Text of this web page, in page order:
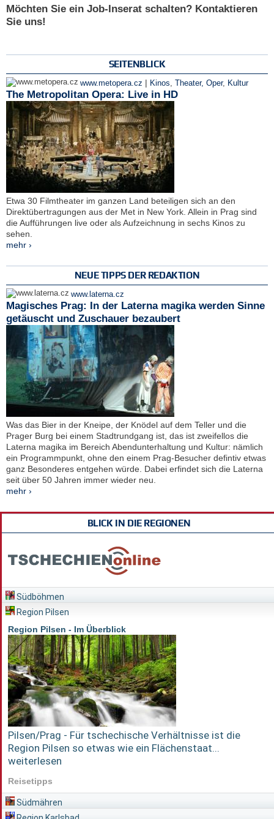
Möchten Sie ein Job-Inserat schalten? Kontaktieren
Sie uns!
SEITENBLICK
www.metopera.cz | Kinos, Theater, Oper, Kultur
The Metropolitan Opera: Live in HD
Etwa 30 Filmtheater im ganzen Land beteiligen sich an den
Direktübertragungen aus der Met in New York. Allein in Prag sind
die Aufführungen live oder als Aufzeichnung in sechs Kinos zu
sehen.
mehr ›
NEUE TIPPS DER REDAKTION
www.laterna.cz
Magisches Prag: In der Laterna magika werden Sinne
getäuscht und Zuschauer bezaubert
Was das Bier in der Kneipe, der Knödel auf dem Teller und die
Prager Burg bei einem Stadtrundgang ist, das ist zweifellos die
Laterna magika im Bereich Abendunterhaltung und Kultur: nämlich
ein Programmpunkt, ohne den einem Prag-Besucher defintiv etwas
ganz Besonderes entgehen würde. Dabei erfindet sich die Laterna
seit über 50 Jahren immer wieder neu.
mehr ›
BLICK IN DIE REGIONEN
Südböhmen
Region Pilsen
Region Pilsen - Im Überblick
Pilsen/Prag - Für tschechische Verhältnisse ist die
Region Pilsen so etwas wie ein Flächenstaat...
weiterlesen
Reisetipps
Südmähren